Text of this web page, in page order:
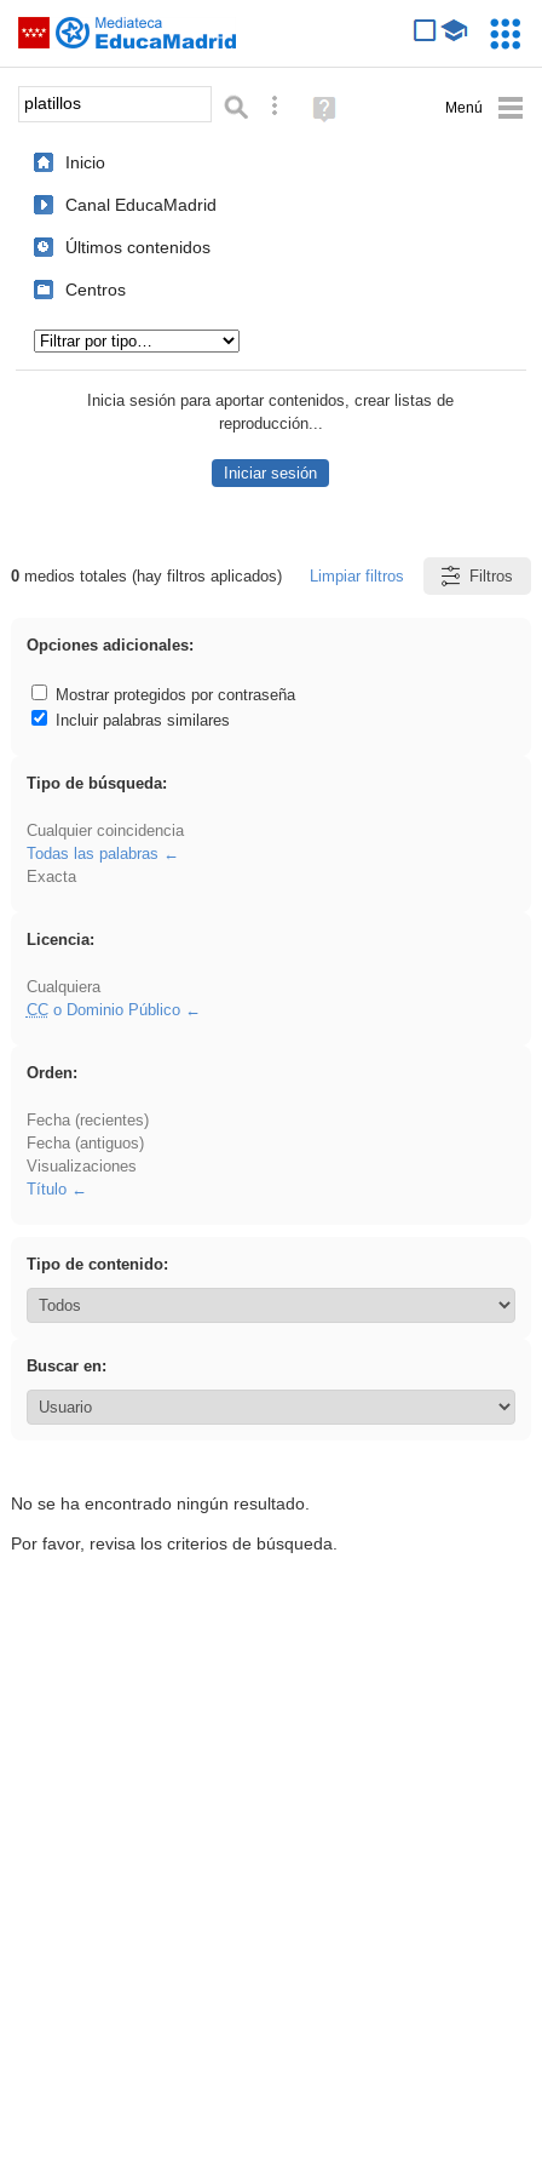
Saltar navegación
Palabra o frase: Búsqueda avanzada
Ayuda
(en
Inicio
Canal EducaMadrid
Últimos contenidos
Centros
Inicia sesión para aportar contenidos, crear listas de
reproducción...
Iniciar sesión
Resultados de: platillos
0medios totales (hay filtros aplicados) Limpiar filtros Filtros
Opciones adicionales:
Mostrar protegidos por contraseña
Incluir palabras similares
Tipo de búsqueda:
Cualquier coincidencia
Todas las palabras
Exacta
Licencia:
Cualquiera
CCo Dominio Público
Orden:
Fecha (recientes)
Fecha (antiguos)
Visualizaciones
Título
Tipo de contenido:
Buscar en:
No se ha encontrado ningún resultado.
Por favor, revisa los criterios de búsqueda.